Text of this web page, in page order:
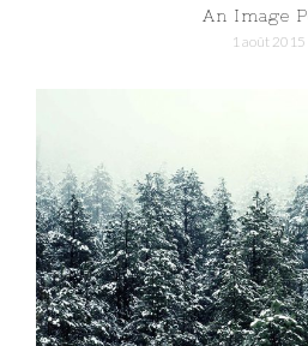
An Image
1 août 2015